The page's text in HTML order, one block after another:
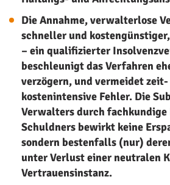
Die Annahme, verwalterlose
schneller und
– ein qualifizierter
beschleunigt das Verfahren
verzögern, und vermeidet zeit-
kostenintensive Fehler. Die
Verwalters durch fachkundige
Schuldners bewirkt keine
sondern bestenfalls (nur)
unter Verlust einer neutralen
Vertrauensinstanz.